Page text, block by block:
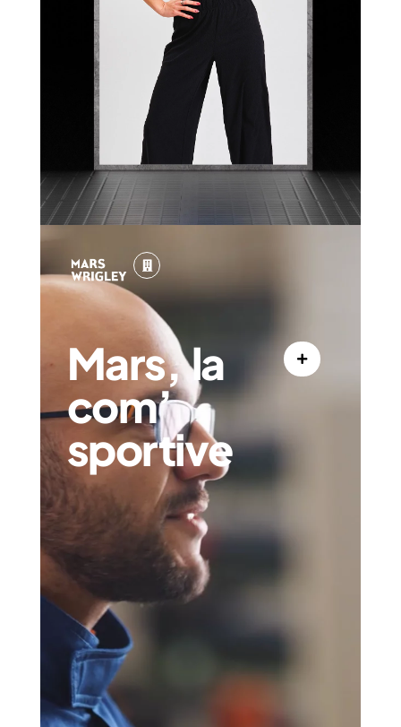
Mars, la
com’
sportive